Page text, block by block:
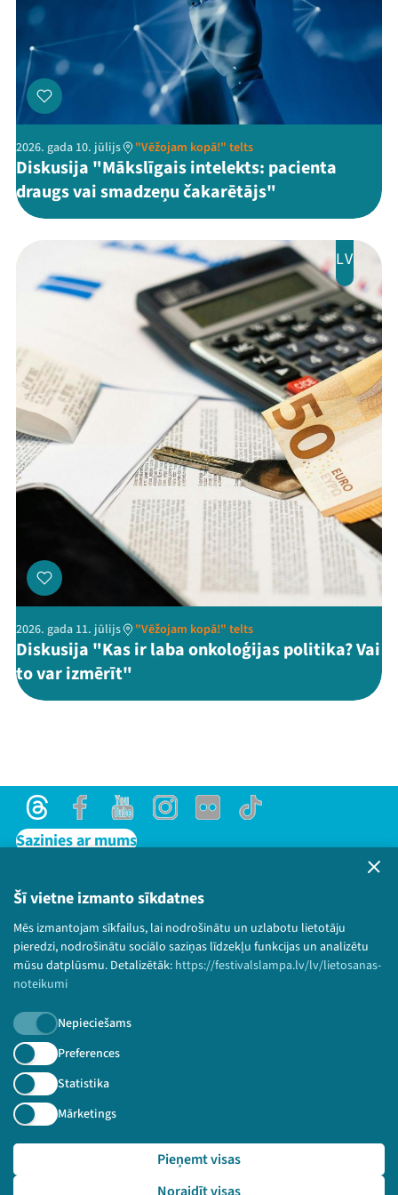
Šī vietne izmanto sīkdatnes
Mēs izmantojam sīkfailus, lai nodrošinātu un uzlabotu lietotāju
pieredzi, nodrošinātu sociālo saziņas līdzekļu funkcijas un analizētu
mūsu datplūsmu. Detalizētāk: https://festivalslampa.lv/lv/lietosanas-
noteikumi
Nepieciešams
Preferences
Statistika
Mārketings
Pieņemt visas
2026. gada 10. jūlijs "Vēžojam kopā!" telts
Diskusija "Mākslīgais intelekts: pacienta
draugs vai smadzeņu čakarētājs"
LV
2026. gada 11. jūlijs "Vēžojam kopā!" telts
Diskusija "Kas ir laba onkoloģijas politika? Vai
to var izmērīt"
ThreadsFacebookYoutubeInstagram
Flick TikTok
Sazinies ar mums
Lietošanas noteikumi un sīkdatņu politika
Bērnu aizsardzības politika
© 2026 Sarunu festivāls LAMPA Visas tiesības
paturētas.
Piesakies jaunumiem!
Nepalaid garām aktuālāko informāciju!
Pieteikties